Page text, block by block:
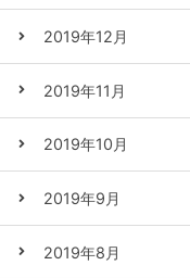
2019年12月
2019年11月
2019年10月
2019年9月
2019年8月